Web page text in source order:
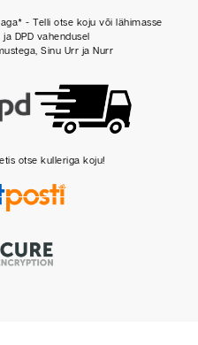
- Telli otse koju või lähimasse
DPD vahendusel
Sinu Urr ja Nurr
otse kulleriga koju!